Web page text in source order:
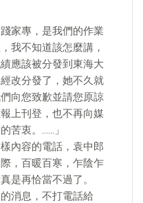
家專，是我們的作業
我不知道該怎麼講，
應該被分發到東海大
改分發了，她不久就
向您致歉並請您原諒
上刊登，也不再向媒
苦衷。……」
內容的電話，袁中郎
，百暖百寒，乍陰乍
是再恰當不過了。
消息，不打電話給